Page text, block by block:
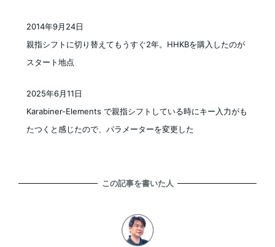
親指シフトに切り替えてもうすぐ2年。HHKBを購入したのが
スタート地点
投稿日
2014年9月24日
Karabiner-Elements で親指シフトしている時にキー入力がも
たつくと感じたので、パラメーターを変更した
2025年6月11日
この記事を書いた人